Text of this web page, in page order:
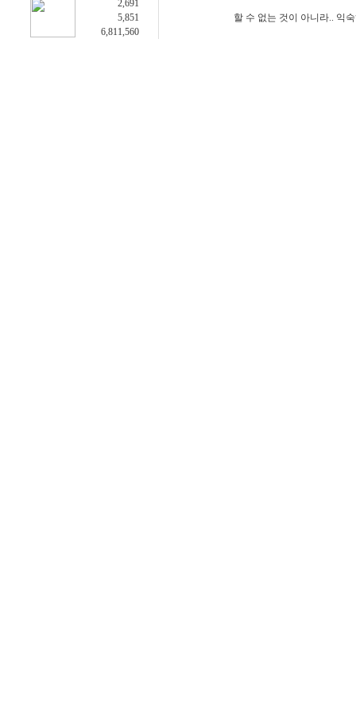
2,691
5,851
6,811,560
할 수 없는 것이 아니라.. 익